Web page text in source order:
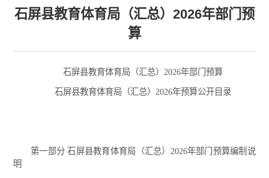
石屏县教育体育局（汇总）2026年部门预
算
石屏县教育体育局（汇总）2026年部门预算
石屏县教育体育局（汇总）2026年预算公开目录
第一部分 石屏县教育体育局（汇总）2026年部门预算编制说
明